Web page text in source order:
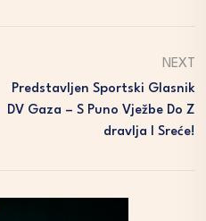
NEXT
Predstavljen Sportski Glasnik
DV Gaza – S Puno Vježbe Do Z
Dravlja I Sreće!